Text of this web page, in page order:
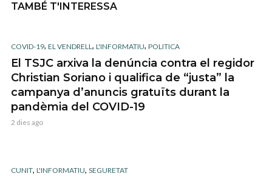
TAMBÉ T'INTERESSA
COVID-19, EL VENDRELL , L'INFORMATIU, POLITICA
El TSJC arxiva la denúncia contra el regidor
Christian Soriano i qualifica de “justa” la
campanya d’anuncis gratuïts durant la
pandèmia del COVID-19
2 dies ago
CUNIT, L'INFORMATIU, SEGURETAT